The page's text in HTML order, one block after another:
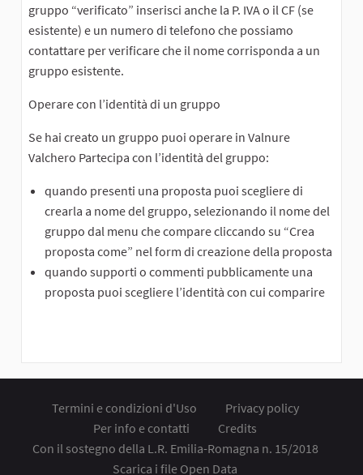
gruppo “verificato” inserisci anche la P. IVA o il CF (se
esistente) e un numero di telefono che possiamo
contattare per verificare che il nome corrisponda a un
gruppo esistente.
Operare con l’identità di un gruppo
Se hai creato un gruppo puoi operare in Valnure
Valchero Partecipa con l’identità del gruppo:
quando presenti una proposta puoi scegliere di
crearla a nome del gruppo, selezionando il nome del
gruppo dal menu che compare cliccando su “Crea
proposta come” nel form di creazione della proposta
quando supporti o commenti pubblicamente una
proposta puoi scegliere l’identità con cui comparire
Termini e condizioni d'Uso
Privacy policy
Per info e contatti
Credits
Con il sostegno della L.R. Emilia-Romagna n. 15/2018
Scarica i file Open Data